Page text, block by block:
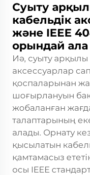
Суыту
кабельдік
және IEEE
орындай
Иә, суыту
аксессуарлар
қоспаларынан
шоғырлануын
жобаланған
талаптарының
алады. Орнату
қысылатын
қамтамасыз
осы IEEE